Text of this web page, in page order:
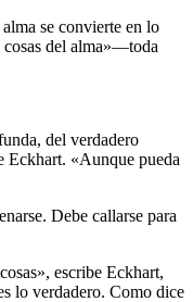
se convierte en lo
cosas del alma»―toda
del verdadero
Eckhart. «Aunque pueda
Debe callarse para
escribe Eckhart,
lo verdadero. Como dice